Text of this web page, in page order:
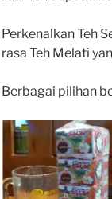
Perkenalkan Teh
rasa Teh Melati
Berbagai pilihan